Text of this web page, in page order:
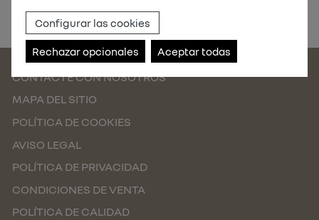
Referencia:2198-10
CONTACTE CON NOSOTROS
MAPA DEL SITIO
POLÍTICA DE COOKIES
AVISO LEGAL
POLÍTICA DE PRIVACIDAD
CONDICIONES DE VENTA
POLÍTICA DE CALIDAD
Configurar las cookies
Rechazar opcionales Aceptar todas